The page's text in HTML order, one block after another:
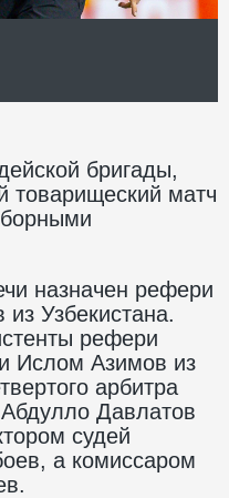
бригады,
товарищеский матч
назначен рефери
Узбекистана.
рефери
Ислом Азимов из
арбитра
Давлатов
судей
а комиссаром